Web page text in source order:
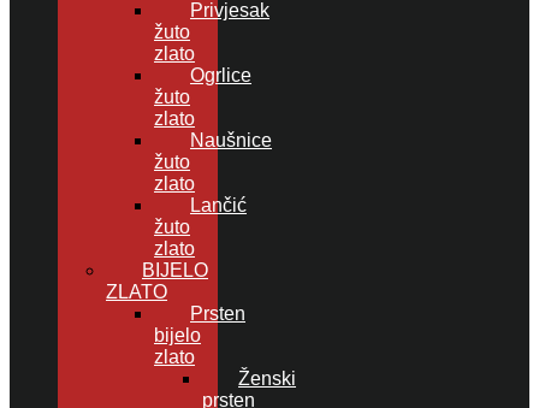
Privjesak
žuto
zlato
Ogrlice
žuto
zlato
Naušnice
žuto
zlato
Lančić
žuto
zlato
BIJELO
ZLATO
Prsten
bijelo
zlato
Ženski
prsten